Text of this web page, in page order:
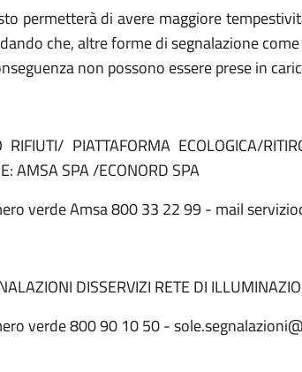
permetterà di avere maggiore
che, altre forme di segnalazione
non possono essere prese in
RIFIUTI/ PIATTAFORMA ECOLOGICA/
AMSA SPA /ECONORD SPA
verde Amsa 800 33 22 99 - mail
DISSERVIZI RETE DI
verde 800 90 10 50 -